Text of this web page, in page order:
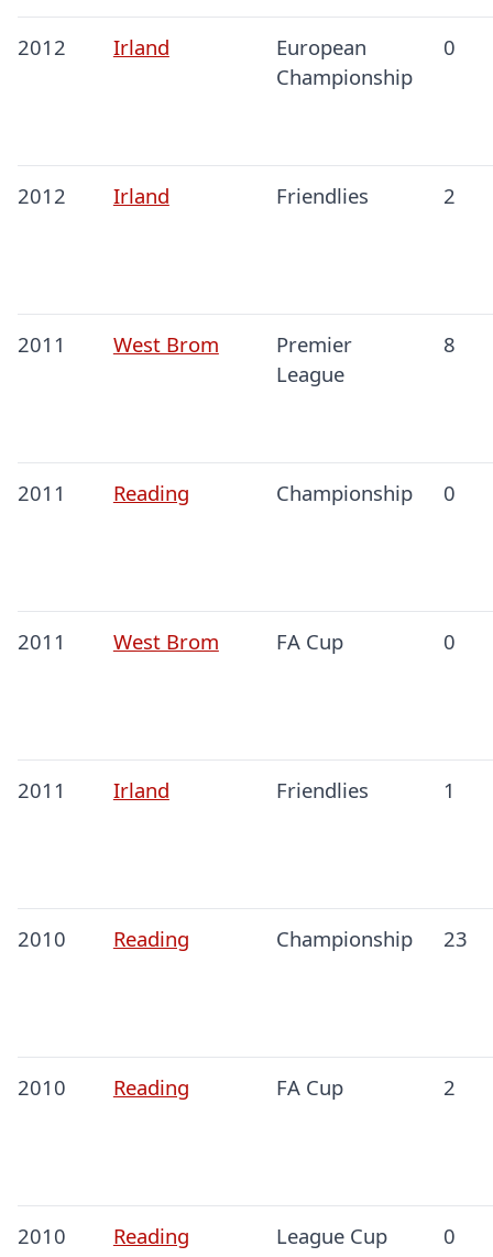
2012 Irland
European
Championship
0
2012 Irland Friendlies 2
2011 West Brom
Premier
League
8
2011 Reading Championship 0
2011 West Brom FA Cup 0
2011 Irland Friendlies 1
2010 Reading Championship 23
2010 Reading FA Cup 2
2010 Reading League Cup 0